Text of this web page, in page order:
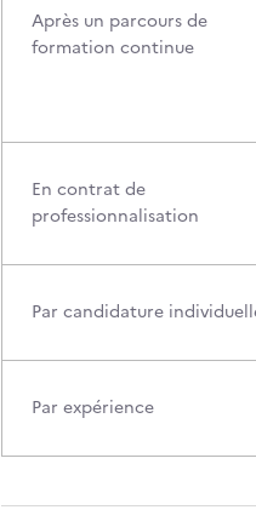
Après un parcours de
formation continue
En contrat de
professionnalisation
Par candidature
Par expérience